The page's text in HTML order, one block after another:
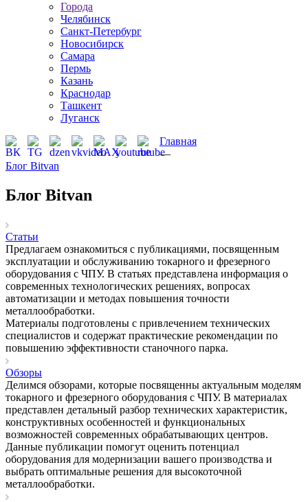
Города
Челябинск
Санкт-Петербург
Новосибирск
Самара
Пермь
Казань
Краснодар
Ташкент
Луганск
Главная
—
Блог Bitvan
Блог Bitvan
Статьи
Предлагаем ознакомиться с публикациями, посвященным
эксплуатации и обслуживанию токарного и фрезерного
оборудования с ЧПУ. В статьях представлена информация о
современных технологических решениях, вопросах
автоматизации и методах повышения точности
металлообработки.
Материалы подготовлены с привлечением технических
специалистов и содержат практические рекомендации по
повышению эффективности станочного парка.
Обзоры
Делимся обзорами, которые посвященны актуальным моделям
токарного и фрезерного оборудования с ЧПУ. В материалах
представлен детальный разбор технических характеристик,
конструктивных особенностей и функциональных
возможностей современных обрабатывающих центров.
Данные публикации помогут оценить потенциал
оборудования для модернизации вашего производства и
выбрать оптимальные решения для высокоточной
металлообработки.